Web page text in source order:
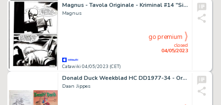
Magnus - Tavola Originale - Kriminal #14 "Sinfonia" Corno - (1965)
Magnus
Catawiki 04/05/2023 (CET)
closed
04/05/2023
go premium
Donald Duck Weekblad HC DD1977-34 - Original preliminary drawing by Daan Jippes - Brer Rabbit, Brer Fox and Brer Bear - (1977)
Daan Jippes